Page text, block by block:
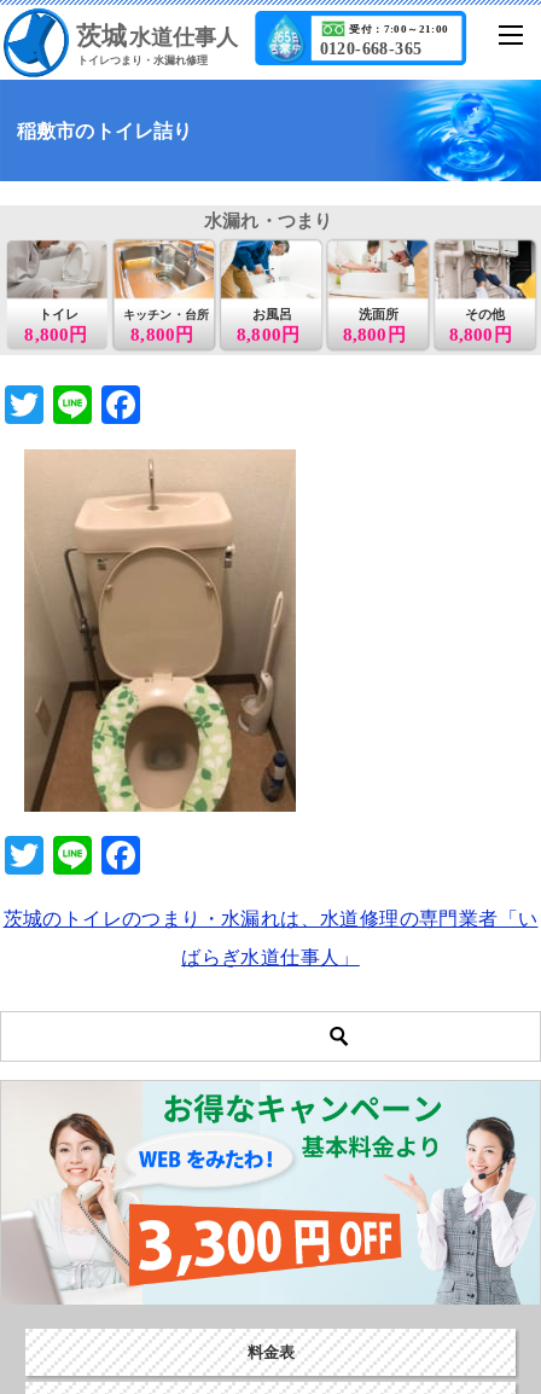
茨城水道仕事人
トイレつまり・水漏れ修理
0120-668-365
受付：7:00～21:00
稲敷市のトイレ詰り
8,800円
トイレ
8,800円
キッチン・台所 お風呂
8,800円
洗面所
8,800円
その他
8,800円
水漏れ・つまり
T
wi
er
Li
n a
c
e
b
k
T
tt
Li
e c
b
o
茨城のトイレのつまり・水漏れは、水道修理の専門業者「い
ばらぎ水道仕事人」
料金表